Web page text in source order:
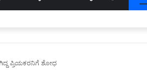
ಅರೆಬೆತ್ತಲೆ ಪ್ರತಿಭಟನೆ ನಡೆಸಿ ಆಕ್ರೋಶ
ಪ್ರಿಯಕರನಿಗೆ ಶೋಧ